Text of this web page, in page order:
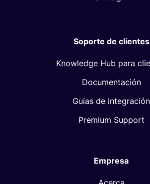
Soporte de clientes
Knowledge Hub para
Documentación
Guías de integración
Premium Support
Empresa